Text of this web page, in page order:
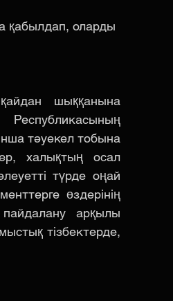
қабылдап, оларды
шыққанына
тәуекел тобына
халықтың осал
түрде оңай
өздерінің
арқылы
тізбектерде,